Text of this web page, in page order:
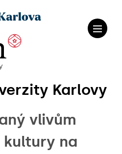
Karlovy
vlivům
na